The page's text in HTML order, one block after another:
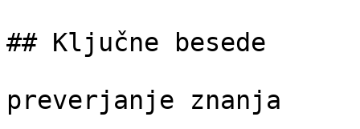
## Ključne besede
preverjanje znanja